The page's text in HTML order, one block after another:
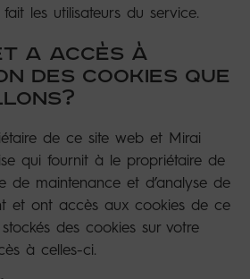
fait les utilisateurs du service.
A ACCÈS À
DES COOKIES QUE
de ce site web et Mirai
qui fournit à le propriétaire de
de maintenance et d’analyse de
et ont accès aux cookies de ce
des cookies sur votre
à celles-ci.